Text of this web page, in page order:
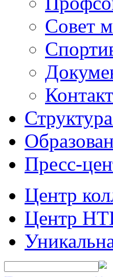
Совет
Пресс-
Центр
Центр